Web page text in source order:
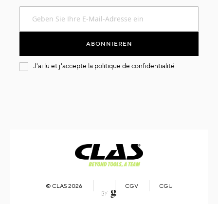
sich
an:
ABONNIEREN
J'ai lu et j'accepte la politique de confidentialité
© CLAS 2026 CGV CGU